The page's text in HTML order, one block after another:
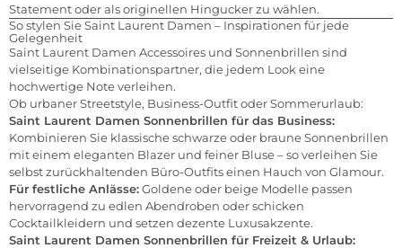
Statement oder als originellen Hingucker zu wählen.
So stylen Sie Saint Laurent Damen – Inspirationen für jede
Gelegenheit
Saint Laurent Damen Accessoires und Sonnenbrillen sind
vielseitige Kombinationspartner, die jedem Look eine
hochwertige Note verleihen.
Ob urbaner Streetstyle, Business-Outfit oder Sommerurlaub:
Saint Laurent Damen Sonnenbrillen für das Business:
Kombinieren Sie klassische schwarze oder braune Sonnenbrillen
mit einem eleganten Blazer und feiner Bluse – so verleihen Sie
selbst zurückhaltenden Büro-Outfits einen Hauch von Glamour.
Für festliche Anlässe:Goldene oder beige Modelle passen
hervorragend zu edlen Abendroben oder schicken
Cocktailkleidern und setzen dezente Luxusakzente.
Saint Laurent Damen Sonnenbrillen für Freizeit & Urlaub: